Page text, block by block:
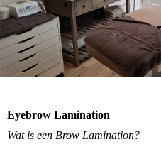
.
Eyebrow Lamination
Wat is een Brow Lamination?